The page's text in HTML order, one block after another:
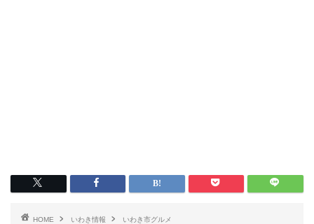
HOME いわき情報
いわき市グルメ
いわき市グルメ